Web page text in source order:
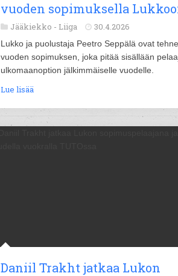
vuoden sopimuksella
Jääkiekko - Liiga 30.4.2026
Lukko ja puolustaja Peetro Seppälä ovat
vuoden sopimuksen, joka pitää sisällään
ulkomaanoption jälkimmäiselle vuodelle.
Lue lisää
Daniil Trakht jatkaa Lukon